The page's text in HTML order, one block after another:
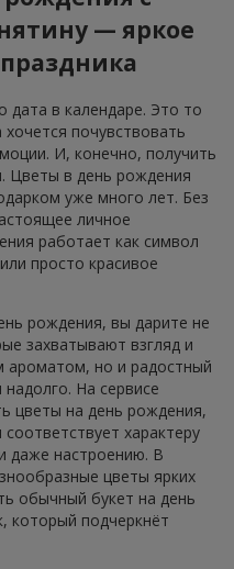
11 красных роз
1 293 грн
Заказать
5 красных роз
1 128 грн